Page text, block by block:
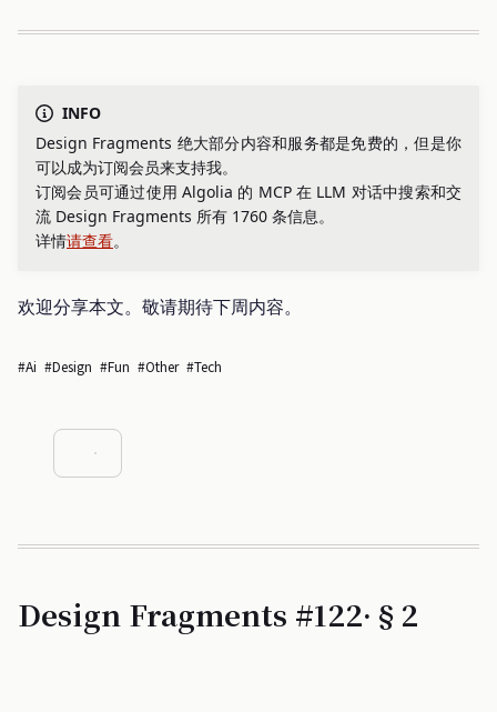
INFO
Design Fragments 绝大部分内容和服务都是免费的，但是你
可以成为订阅会员来支持我。
订阅会员可通过使用 Algolia 的 MCP 在 LLM 对话中搜索和交
流 Design Fragments 所有 1760 条信息。
详情请查看。
欢迎分享本文。敬请期待下周内容。
#ai #design #fun #other #tech
Design Fragments #122·§2